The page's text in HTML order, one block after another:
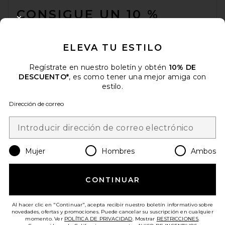
CONSIGUE UN 10 %
Cuando se suscribe a nuestro boletín enviando su correo
privacidad
Change Country Regions
es USD
Haz una breve encuesta sobre la visita de hoy.¡Vamos!
ELEVA TU ESTILO
Regístrate en nuestro boletín y obtén 10% DE
DESCUENTO*, es como tener una mejor amiga con
estilo.
Dirección de correo
Mujer Hombres Ambos
CONTINUAR
Al hacer clic en "Continuar", acepta recibir nuestro boletín informativo sobre
novedades, ofertas y promociones. Puede cancelar su suscripción en cualquier
momento. Ver POLÍTICA DE PRIVACIDAD. Mostrar RESTRICCIONES.